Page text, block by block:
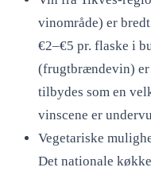
vinområde) er
€2–€5 pr. flaske i
(frugtbrændevin) er
tilbydes som en
vinscene er
Vegetariske
Det nationale